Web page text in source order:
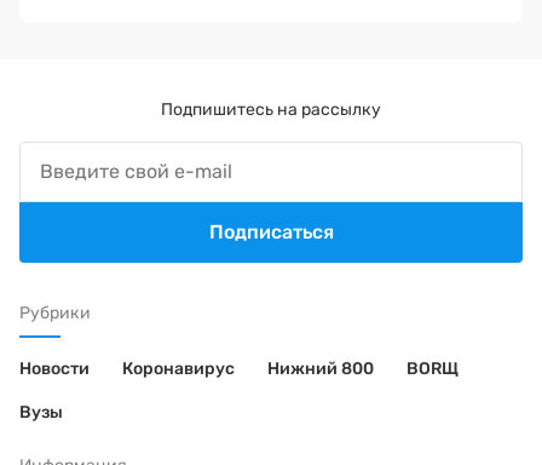
Рубрики
Новости Коронавирус Нижний 800 BORЩ
Вузы
Подпишитесь на рассылку
Подписаться